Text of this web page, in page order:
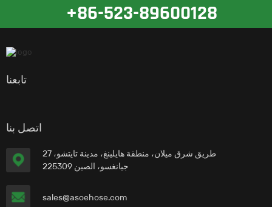
+86-523-89600128
تابعنا
اتصل بنا
27 طريق شرق ميلان، منطقة هايلينغ، مدينة تايتشو،
جيانغسو، الصين 225309
sales@asoehose.com